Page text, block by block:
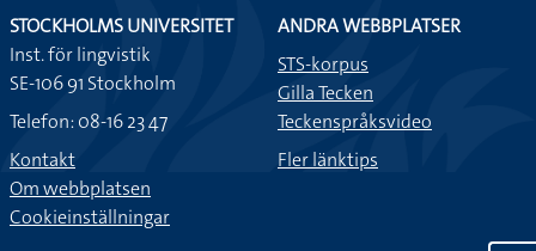
STOCKHOLMS UNIVERSITET
Inst. för lingvistik
SE-106 91 Stockholm
Telefon: 08-16 23 47
Kontakt
Om webbplatsen
Cookieinställningar
ANDRA WEBBPLATSER
STS-korpus
Gilla Tecken
Teckenspråksvideo
Fler länktips